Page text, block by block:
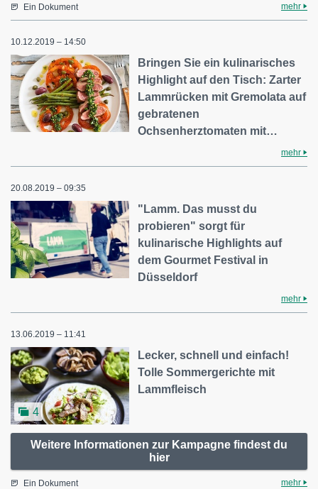
Ein Dokument mehr
10.12.2019 – 14:50
Bringen Sie ein kulinarisches
Highlight auf den Tisch: Zarter
Lammrücken mit Gremolata auf
gebratenen
Ochsenherztomaten mit…
mehr
20.08.2019 – 09:35
"Lamm. Das musst du
probieren" sorgt für
kulinarische Highlights auf
dem Gourmet Festival in
Düsseldorf
mehr
13.06.2019 – 11:41
4
Lecker, schnell und einfach!
Tolle Sommergerichte mit
Lammfleisch
Weitere Informationen zur Kampagne findest du
hier
Ein Dokument mehr